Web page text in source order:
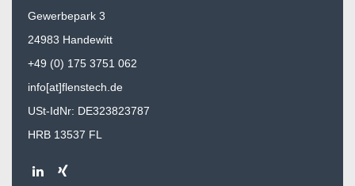
Gewerbepark 3
24983 Handewitt
+49 (0) 175 3751 062
info[at]flenstech.de
USt-IdNr: DE323823787
HRB 13537 FL